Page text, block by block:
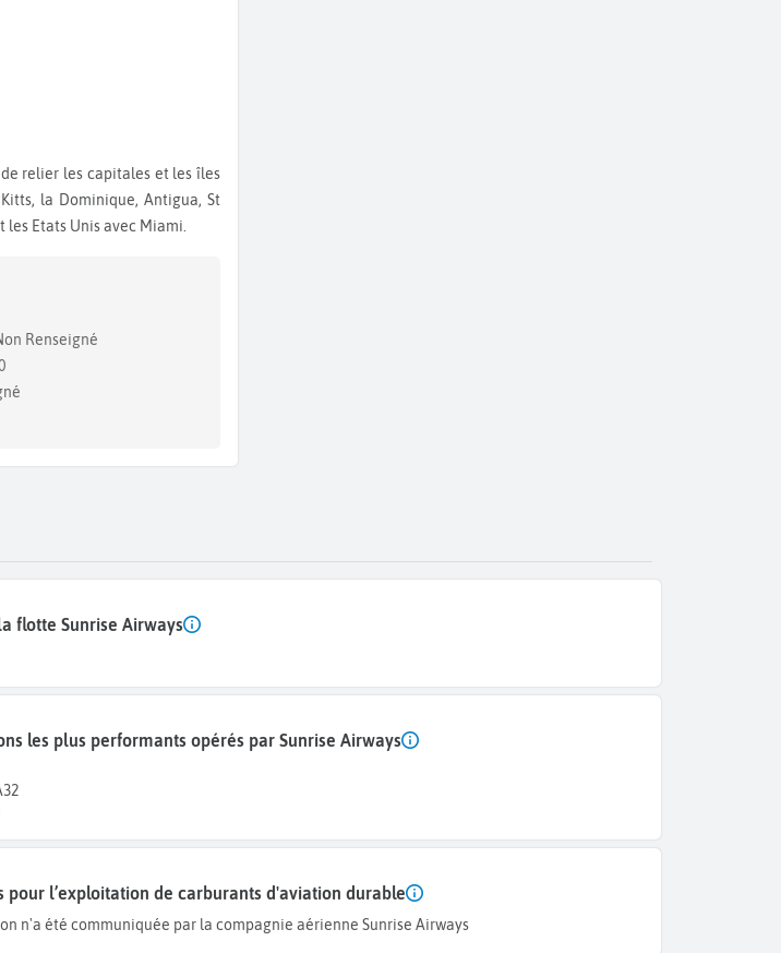
la Dominique, Antigua, St
les Etats Unis avec Miami.
Renseigné
flotte Sunrise Airways
les plus performants opérés par Sunrise Airways
pour l’exploitation de carburants d'aviation durable
n'a été communiquée par la compagnie aérienne Sunrise Airways